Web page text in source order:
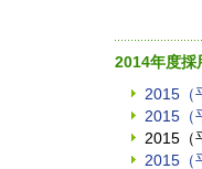
2014年度採
2015（
2015（
2015（
2015（